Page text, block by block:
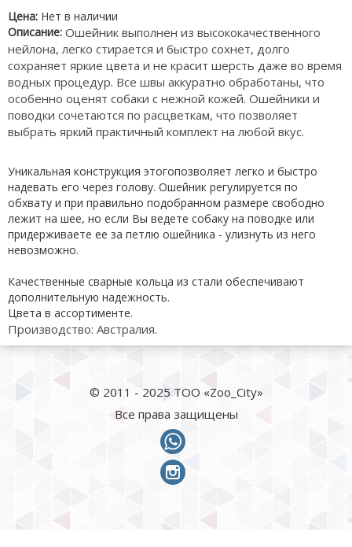
Цена: Нет в наличии
Описание: Ошейник выполнен из высококачественного
нейлона, легко стирается и быстро сохнет, долго
сохраняет яркие цвета и не красит шерсть даже во время
водных процедур. Все швы аккуратно обработаны, что
особенно оценят собаки с нежной кожей. Ошейники и
поводки сочетаются по расцветкам, что позволяет
выбрать яркий практичный комплект на любой вкус.
Уникальная конструкция этогопозволяет легко и быстро
надевать его через голову. Ошейник регулируется по
обхвату и при правильно подобранном размере свободно
лежит на шее, но если Вы ведете собаку на поводке или
придерживаете ее за петлю ошейника - улизнуть из него
невозможно.
Качественные сварные кольца из стали обеспечивают
дополнительную надежность.
Цвета в ассортименте.
Производство: Австралия.
© 2011 - 2025 ТОО «Zoo_City»
Все права защищены